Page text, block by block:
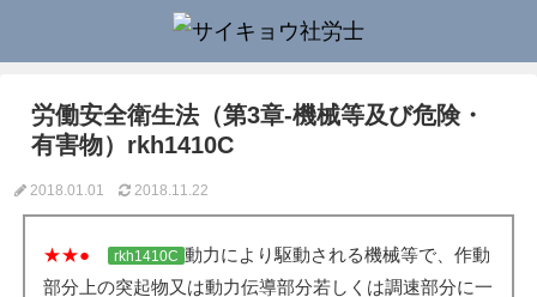
労働安全衛生法（第3章-機械等及び危険・
有害物）rkh1410C
2018.01.01 2018.11.22
★★● rkh1410C 動力により駆動される機械等で、作動
部分上の突起物又は動力伝導部分若しくは調速部分に一